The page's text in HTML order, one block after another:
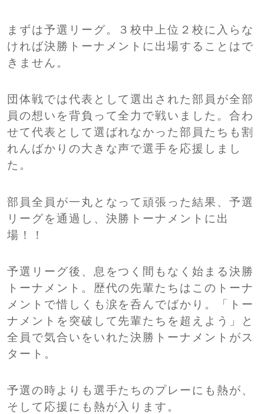
まずは予選リーグ。３校中上位２校に入らな
ければ決勝トーナメントに出場することはで
きません。
団体戦では代表として選出された部員が全部
員の想いを背負って全力で戦いました。合わ
せて代表として選ばれなかった部員たちも割
れんばかりの大きな声で選手を応援しまし
た。
部員全員が一丸となって頑張った結果、予選
リーグを通過し、決勝トーナメントに出
場！！
予選リーグ後、息をつく間もなく始まる決勝
トーナメント。歴代の先輩たちはこのトーナ
メントで惜しくも涙を呑んでばかり。「トー
ナメントを突破して先輩たちを超えよう」と
全員で気合いをいれた決勝トーナメントがス
タート。
予選の時よりも選手たちのプレーにも熱が、
そして応援にも熱が入ります。